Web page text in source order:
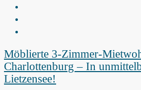
Möblierte 3-Zimmer-
Charlottenburg – In
Lietzensee!